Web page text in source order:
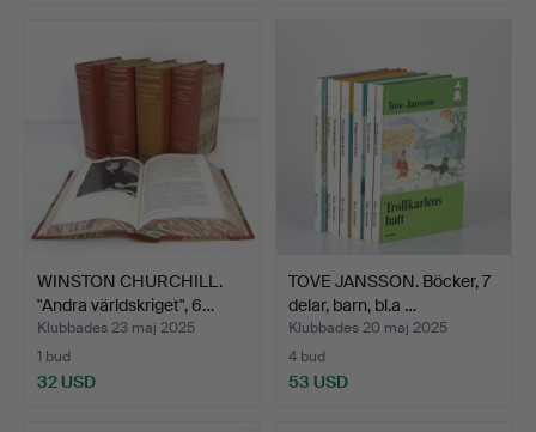
WINSTON CHURCHILL.
"Andra världskriget", 6…
Klubbades 23 maj 2025
1 bud
32 USD
TOVE JANSSON. Böcker, 7
delar, barn, bl.a …
Klubbades 20 maj 2025
4 bud
53 USD